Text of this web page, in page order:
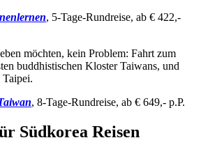
, 5-Tage-Rundreise, ab € 422,-
möchten, kein Problem: Fahrt zum
buddhistischen Kloster Taiwans, und
Taipei.
, 8-Tage-Rundreise, ab € 649,- p.P.
Südkorea Reisen